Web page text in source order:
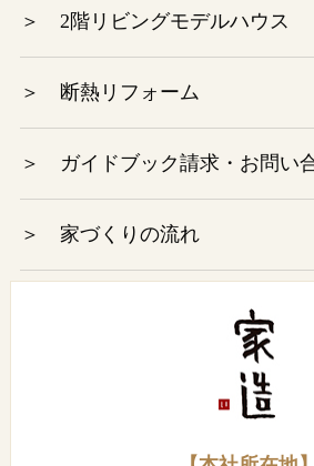
2023年2月
2022年12月
2022年10月
＞ 2階リビングモデルハウス
＞ 断熱リフォーム
＞ ガイドブック請求・お問い
＞ 家づくりの流れ